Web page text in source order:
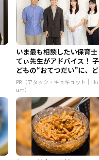
いま最も相談したい保育士
てぃ先生がアドバイス！ 子
どもの“おてつだい”に、ど
ん...
PR（アタック・キュキュット｜
um）